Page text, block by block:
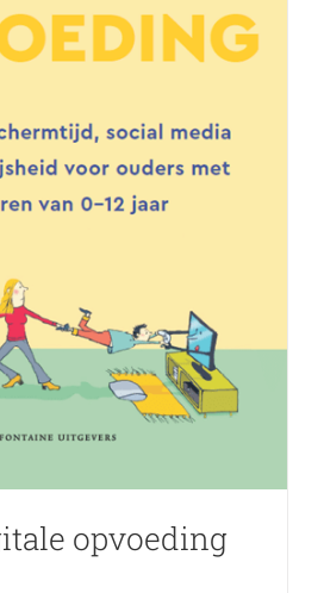
opvoeding